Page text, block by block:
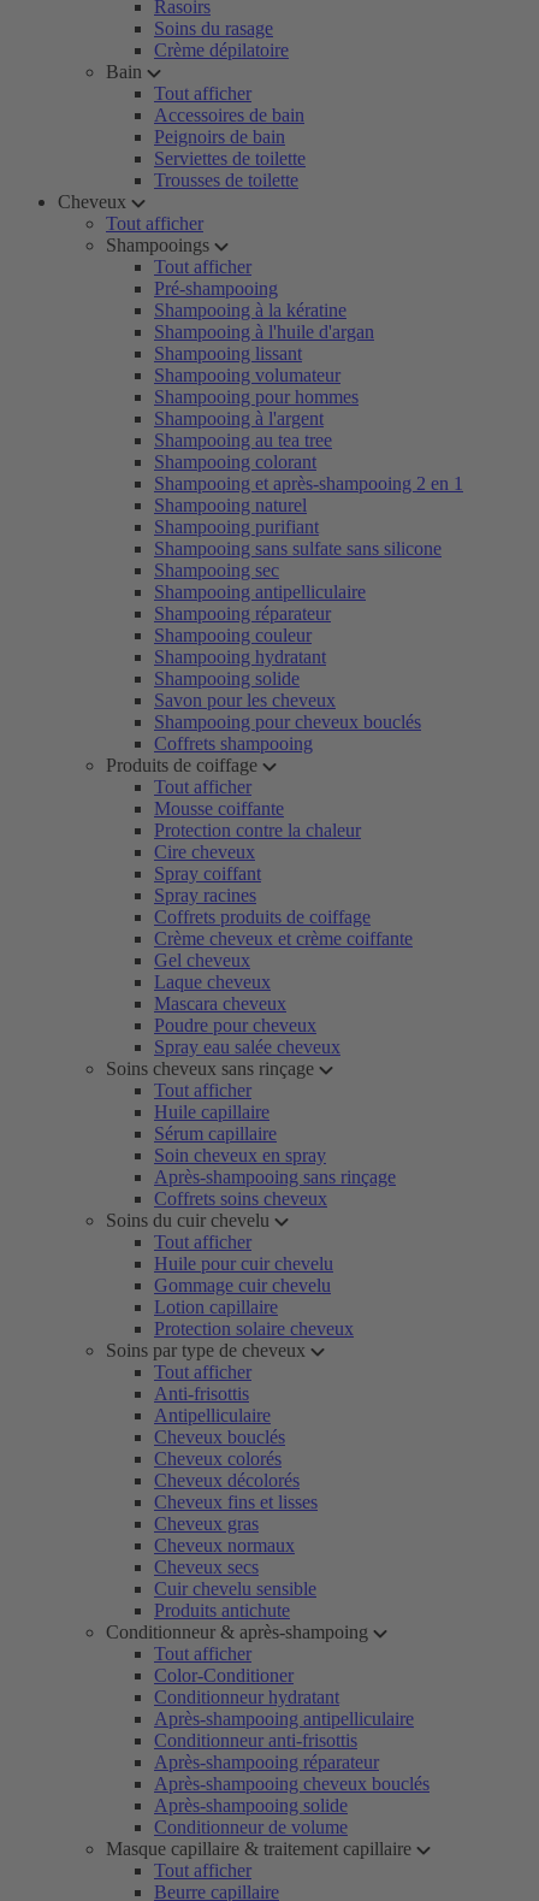
Rasoirs
Soins du rasage
Crème dépilatoire
Bain
Tout afficher
Accessoires de bain
Peignoirs de bain
Serviettes de toilette
Trousses de toilette
Cheveux
Tout afficher
Shampooings
Tout afficher
Pré-shampooing
Shampooing à la kératine
Shampooing à l'huile d'argan
Shampooing lissant
Shampooing volumateur
Shampooing pour hommes
Shampooing à l'argent
Shampooing au tea tree
Shampooing colorant
Shampooing et après-shampooing 2 en 1
Shampooing naturel
Shampooing purifiant
Shampooing sans sulfate sans silicone
Shampooing sec
Shampooing antipelliculaire
Shampooing réparateur
Shampooing couleur
Shampooing hydratant
Shampooing solide
Savon pour les cheveux
Shampooing pour cheveux bouclés
Coffrets shampooing
Produits de coiffage
Tout afficher
Mousse coiffante
Protection contre la chaleur
Cire cheveux
Spray coiffant
Spray racines
Coffrets produits de coiffage
Crème cheveux et crème coiffante
Gel cheveux
Laque cheveux
Mascara cheveux
Poudre pour cheveux
Spray eau salée cheveux
Soins cheveux sans rinçage
Tout afficher
Huile capillaire
Sérum capillaire
Soin cheveux en spray
Après-shampooing sans rinçage
Coffrets soins cheveux
Soins du cuir chevelu
Tout afficher
Huile pour cuir chevelu
Gommage cuir chevelu
Lotion capillaire
Protection solaire cheveux
Soins par type de cheveux
Tout afficher
Anti-frisottis
Antipelliculaire
Cheveux bouclés
Cheveux colorés
Cheveux décolorés
Cheveux fins et lisses
Cheveux gras
Cheveux normaux
Cheveux secs
Cuir chevelu sensible
Produits antichute
Conditionneur & après-shampoing
Tout afficher
Color-Conditioner
Conditionneur hydratant
Après-shampooing antipelliculaire
Conditionneur anti-frisottis
Après-shampooing réparateur
Après-shampooing cheveux bouclés
Après-shampooing solide
Conditionneur de volume
Masque capillaire & traitement capillaire
Tout afficher
Beurre capillaire